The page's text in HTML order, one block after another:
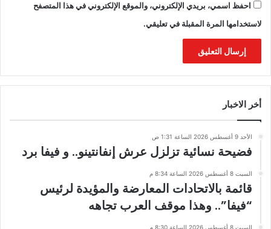
احفظ اسمي، بريدي الإلكتروني، والموقع الإلكتروني في هذا المتصفح
لاستخدامها المرة المقبلة في تعليقي.
أخر الاخبار
الأحد 9 أغسطس 2026 الساعة 1:31 ص
فضيحة نسائية تزلزل عرش إنفانتينو.. و فيفا برد
السبت 8 أغسطس 2026 الساعة 8:34 م
قائمة بالاتحادات المعارضة والمؤيدة لرئيس
“فيفا”.. وهذا موقف العرب تجاهه
السبت 8 أغسطس 2026 الساعة 8:30 م